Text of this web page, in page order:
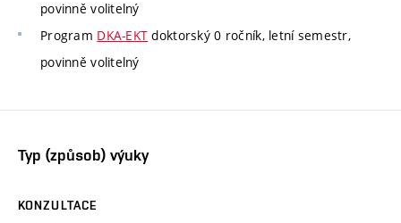
povinně volitelný
Program DKA-EKT doktorský 0 ročník, letní semestr,
povinně volitelný
Typ (způsob) výuky
KONZULTACE